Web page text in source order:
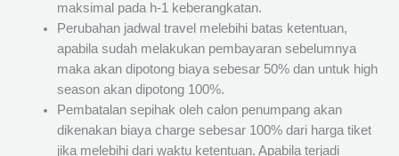
maksimal pada h-1 keberangkatan.
Perubahan jadwal travel melebihi batas ketentuan,
apabila sudah melakukan pembayaran sebelumnya
maka akan dipotong biaya sebesar 50% dan untuk high
season akan dipotong 100%.
Pembatalan sepihak oleh calon penumpang akan
dikenakan biaya charge sebesar 100% dari harga tiket
jika melebihi dari waktu ketentuan. Apabila terjadi